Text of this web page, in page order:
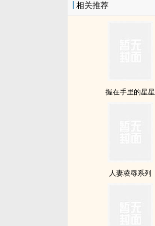
相关推荐
握在手里的星星
人妻凌辱系列